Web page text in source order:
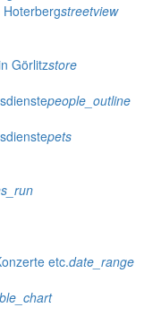
streetview
Görlitzstore
people_outline
pets
etc.date_range